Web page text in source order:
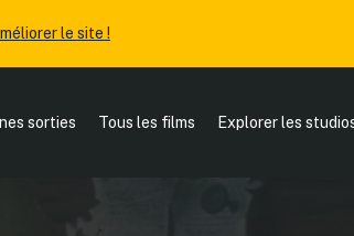
le site !
sorties Tous les films Explorer les